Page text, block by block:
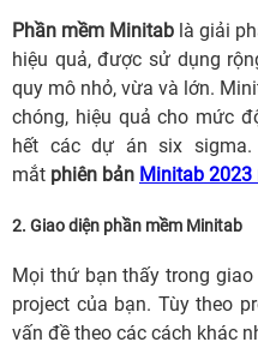
Phần mềm Minitab là giải
hiệu quả, được sử dụng
quy mô nhỏ, vừa và lớn.
chóng, hiệu quả cho mức
hết các dự án six
mắt phiên bản Minitab 2023
2. Giao diện phần mềm Minitab
Mọi thứ bạn thấy trong giao
project của bạn. Tùy theo
vấn đề theo các cách khác